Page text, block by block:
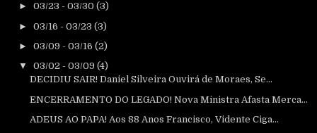
► 03/23 - 03/30 (3)
► 03/16 - 03/23 (3)
► 03/09 - 03/16 (2)
▼ 03/02 - 03/09 (4)
DECIDIU SAIR! Daniel Silveira Ouvirá de Moraes, Se...
ENCERRAMENTO DO LEGADO! Nova Ministra Afasta Merca...
ADEUS AO PAPA! Aos 88 Anos Francisco, Vidente Ciga...